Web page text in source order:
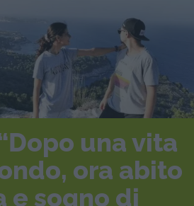
una vita
ora abito
e sogno di